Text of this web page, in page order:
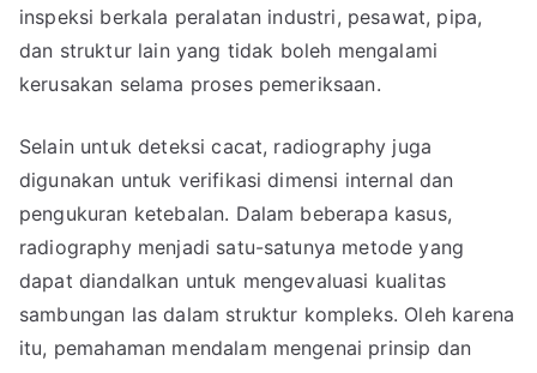
inspeksi berkala peralatan industri, pesawat, pipa,
dan struktur lain yang tidak boleh mengalami
kerusakan selama proses pemeriksaan.
Selain untuk deteksi cacat, radiography juga
digunakan untuk verifikasi dimensi internal dan
pengukuran ketebalan. Dalam beberapa kasus,
radiography menjadi satu-satunya metode yang
dapat diandalkan untuk mengevaluasi kualitas
sambungan las dalam struktur kompleks. Oleh karena
itu, pemahaman mendalam mengenai prinsip dan